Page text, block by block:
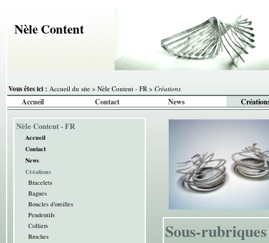
Nèle Content
Vous êtes ici : Accueil du site > Nèle Content - FR > Créations
Accueil Contact News
Nèle Content - FR
Accueil
Contact
News
Créations
Bracelets
Bagues
Boucles d’oreilles
Pendentifs
Colliers
Broches
Sous-rubriques